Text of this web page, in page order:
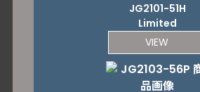
JG2101-51H
Limited
VIEW